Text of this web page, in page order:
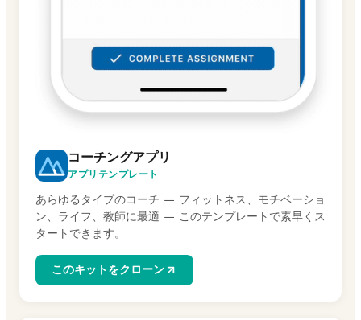
コーチングアプリ
アプリテンプレート
あらゆるタイプのコーチ — フィットネス、モチベーショ
ン、ライフ、教師に最適 — このテンプレートで素早くス
タートできます。
このキットをクローン